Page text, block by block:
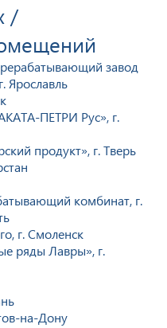
/
завод
Ярославль
ПЕТРИ Рус», г.
продукт», г. Тверь
комбинат, г.
г. Смоленск
ряды Лавры», г.
на-Дону